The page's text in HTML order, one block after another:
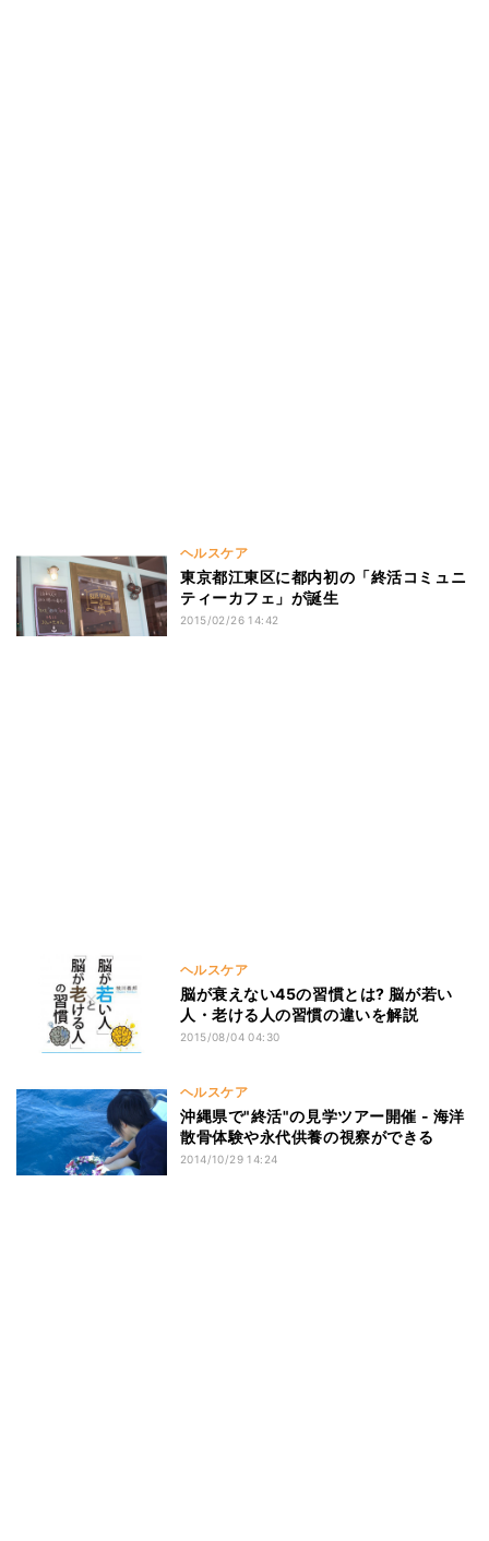
ヘルスケア
東京都江東区に都内初の「終活コミュニ
ティーカフェ」が誕生
2015/02/26 14:42
ヘルスケア
脳が衰えない45の習慣とは? 脳が若い
人・老ける人の習慣の違いを解説
2015/08/04 04:30
ヘルスケア
沖縄県で"終活"の見学ツアー開催 - 海洋
散骨体験や永代供養の視察ができる
2014/10/29 14:24